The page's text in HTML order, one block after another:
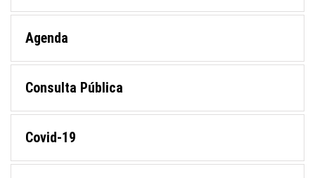
Agenda
Consulta Pública
Covid-19